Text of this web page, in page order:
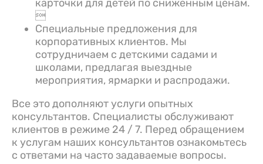
карточки для детей по сниженным ценам.

Специальные предложения для
корпоративных клиентов. Мы
сотрудничаем с детскими садами и
школами, предлагая выездные
мероприятия, ярмарки и распродажи.
Все это дополняют услуги опытных
консультантов. Специалисты обслуживают
клиентов в режиме 24 / 7. Перед обращением
к услугам наших консультантов ознакомьтесь
с ответами на часто задаваемые вопросы.